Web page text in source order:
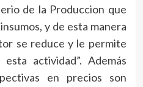
de la Produccion que
y de esta manera
se reduce y le permite
actividad”. Además
en precios son